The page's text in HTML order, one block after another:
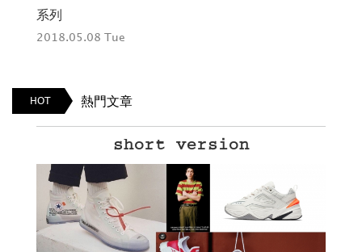
系列
2018.05.08 Tue
HOT 熱門文章
short version